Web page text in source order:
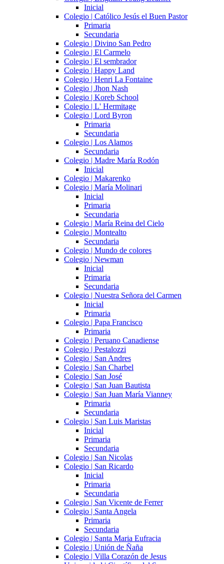
Inicial
Colegio | Católico Jesús el Buen Pastor
Primaria
Secundaria
Colegio | Divino San Pedro
Colegio | El Carmelo
Colegio | El sembrador
Colegio | Happy Land
Colegio | Henri La Fontaine
Colegio | Jhon Nash
Colegio | Koreb School
Colegio | L' Hermitage
Colegio | Lord Byron
Primaria
Secundaria
Colegio | Los Alamos
Secundaria
Colegio | Madre María Rodón
Inicial
Colegio | Makarenko
Colegio | María Molinari
Inicial
Primaria
Secundaria
Colegio | María Reina del Cielo
Colegio | Montealto
Secundaria
Colegio | Mundo de colores
Colegio | Newman
Inicial
Primaria
Secundaria
Colegio | Nuestra Señora del Carmen
Inicial
Primaria
Colegio | Papa Francisco
Primaria
Colegio | Peruano Canadiense
Colegio | Pestalozzi
Colegio | San Andres
Colegio | San Charbel
Colegio | San José
Colegio | San Juan Bautista
Colegio | San Juan María Vianney
Primaria
Secundaria
Colegio | San Luis Maristas
Inicial
Primaria
Secundaria
Colegio | San Nicolas
Colegio | San Ricardo
Inicial
Primaria
Secundaria
Colegio | San Vicente de Ferrer
Colegio | Santa Angela
Primaria
Secundaria
Colegio | Santa Maria Eufracia
Colegio | Unión de Ñaña
Colegio | Villa Corazón de Jesus